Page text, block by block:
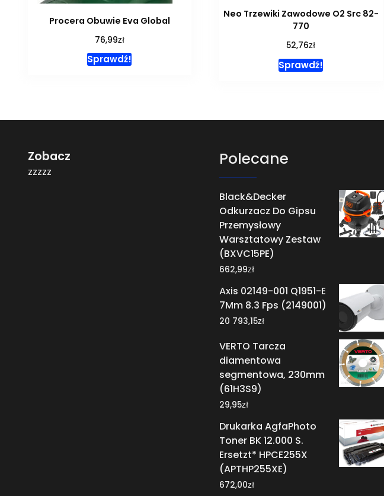
Procera Obuwie Eva Global
76,99zł
Sprawdź!
Neo Trzewiki Zawodowe O2 Src 82-
770
52,76zł
Sprawdź!
Zobacz
zzzzz
Polecane
Black&Decker
Odkurzacz Do Gipsu
Przemysłowy
Warsztatowy Zestaw
(BXVC15PE)
662,99zł
Axis 02149-001 Q1951-E
7Mm 8.3 Fps (2149001)
20 793,15zł
VERTO Tarcza
diamentowa
segmentowa, 230mm
(61H3S9)
29,95zł
Drukarka AgfaPhoto
Toner BK 12.000 S.
Ersetzt* HPCE255X
(APTHP255XE)
672,00zł